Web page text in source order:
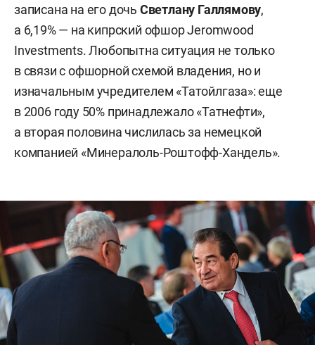
записана на его дочь Светлану Галлямову,
а 6,19% — на кипрский офшор Jeromwood
Investments. Любопытна ситуация не только
в связи с офшорной схемой владения, но и
изначальным учредителем «Татойлгаза»: еще
в 2006 году 50% принадлежало «Татнефти»,
а вторая половина числилась за немецкой
компанией «Минералоль-Роштофф-Хандель».